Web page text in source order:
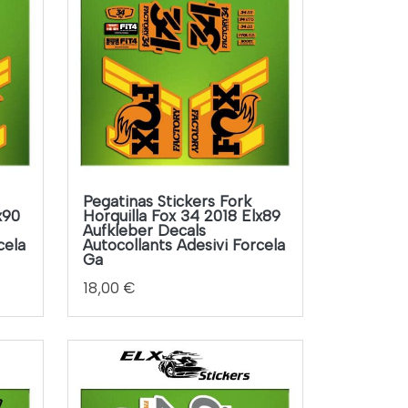
Pegatinas Stickers Fork
Horquilla Fox 34 2018 Elx89
Aufkleber Decals
Autocollants Adesivi Forcela
Ga
18,00 €